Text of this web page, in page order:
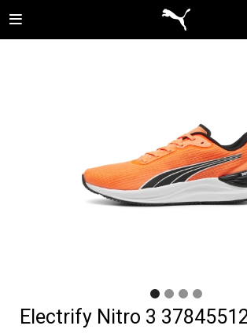

Electrify Nitro 3